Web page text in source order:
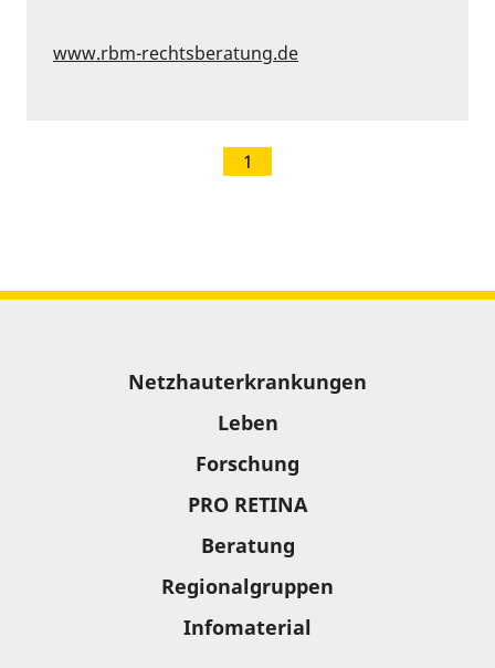
www.rbm-rechtsberatung.de
1
Netzhauterkrankungen
Leben
Forschung
PRO RETINA
Beratung
Regionalgruppen
Infomaterial